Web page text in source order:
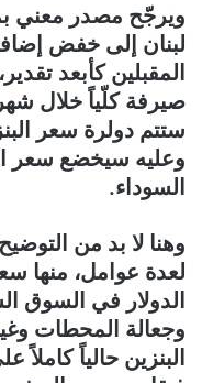
ويرجّح مصدر معني
لبنان إلى خفض
المقبلين كأبعد
صيرفة كلّياً خلال
ستتم دولرة سعر
وعليه سيخضع سعر
السوداء.
وهنا لا بد من
لعدة عوامل، منها
الدولار في السوق
وجعالة المحطات
البنزين حالياً